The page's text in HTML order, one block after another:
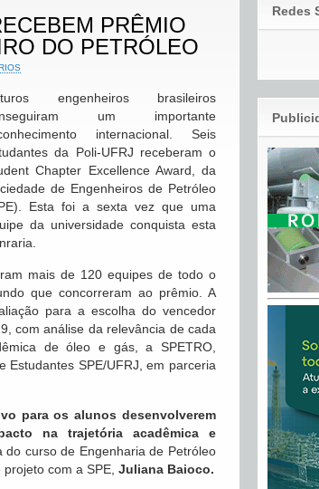
PRÊMIO
DO PETRÓLEO
engenheiros brasileiros
um importante
internacional. Seis
da Poli-UFRJ receberam o
Chapter Excellence Award, da
de Engenheiros de Petróleo
Esta foi a sexta vez que uma
da universidade conquista esta
mais de 120 equipes de todo o
que concorreram ao prêmio. A
para a escolha do vencedor
com análise da relevância de cada
de óleo e gás, a SPETRO,
Estudantes SPE/UFRJ, em parceria
para os alunos desenvolverem
na trajetória acadêmica e
do curso de Engenharia de Petróleo
com a SPE, Juliana Baioco.
Redes